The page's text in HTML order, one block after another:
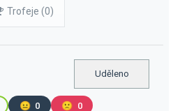
Trofeje (0)
Uděleno
😐 0 🙁 0